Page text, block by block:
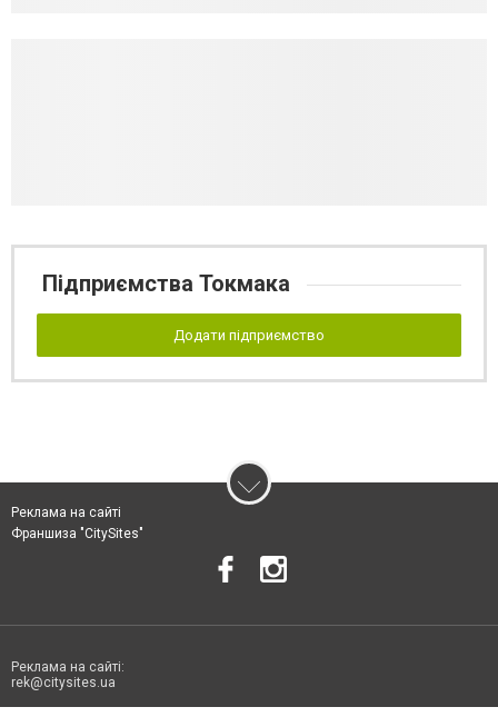
Підприємства Токмака
Додати підприємство
Реклама на сайті
Франшиза "CitySites"
Реклама на сайті:
rek@citysites.ua